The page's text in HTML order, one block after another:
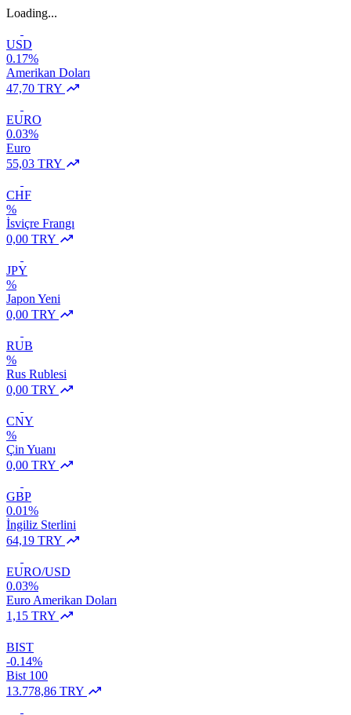
Loading...
USD
0.17%
Amerikan Doları
47,70 TRY
EURO
0.03%
Euro
55,03 TRY
CHF
%
İsviçre Frangı
0,00 TRY
JPY
%
Japon Yeni
0,00 TRY
RUB
%
Rus Rublesi
0,00 TRY
CNY
%
Çin Yuanı
0,00 TRY
GBP
0.01%
İngiliz Sterlini
64,19 TRY
EURO/USD
0.03%
Euro Amerikan Doları
1,15 TRY
BIST
-0.14%
Bist 100
13.778,86 TRY